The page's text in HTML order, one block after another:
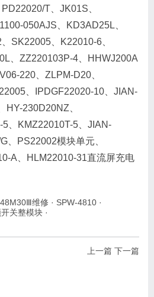
T、JK01S、
050AJS、KD3AD25L、
SK22005、K22010-6、
、ZZ220103P-4、HHWJ200A
220、ZLPM-D20、
、IPDGF22020-10、JIAN-
HY-230D20NZ、
、KMZ22010T-5、JIAN-
、PS22002模块单元、
A、HLM22010-31直流屏充电
维修 · SPW-4810 ·
关整模块 ·
上一篇 下一篇